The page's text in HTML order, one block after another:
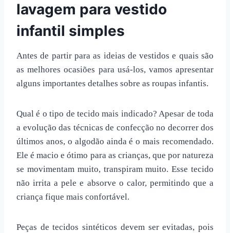
lavagem para vestido
infantil simples
Antes de partir para as ideias de vestidos e quais são
as melhores ocasiões para usá-los, vamos apresentar
alguns importantes detalhes sobre as roupas infantis.
Qual é o tipo de tecido mais indicado? Apesar de toda
a evolução das técnicas de confecção no decorrer dos
últimos anos, o algodão ainda é o mais recomendado.
Ele é macio e ótimo para as crianças, que por natureza
se movimentam muito, transpiram muito. Esse tecido
não irrita a pele e absorve o calor, permitindo que a
criança fique mais confortável.
Peças de tecidos sintéticos devem ser evitadas, pois